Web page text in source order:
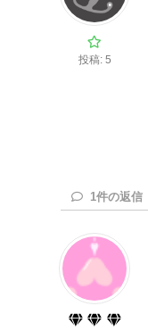
投稿: 5
1件の返信